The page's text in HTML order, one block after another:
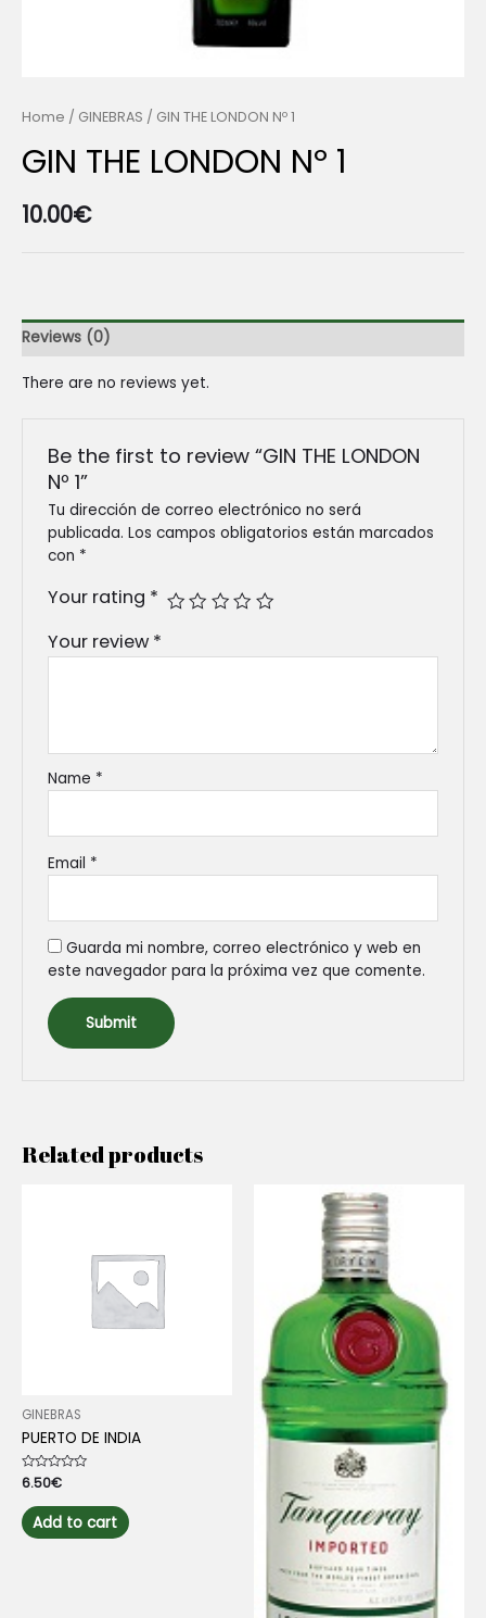
Home / GINEBRAS / GIN THE LONDON Nº 1
GIN THE LONDON Nº 1
10.00€
Reviews (0)
There are no reviews yet.
Be the first to review “GIN THE LONDON
Nº 1”
Tu dirección de correo electrónico no será
publicada. Los campos obligatorios están marcados
con *
Your rating *
Your review *
Name *
Email *
Guarda mi nombre, correo electrónico y web en
este navegador para la próxima vez que comente.
Related products
GINEBRAS
PUERTO DE INDIA
Rated
0
out
of
5
6.50€
Add to cart